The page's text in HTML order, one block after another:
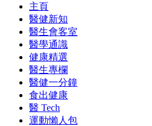
主頁
醫健新知
醫生會客室
醫學通識
健康精選
醫生專欄
醫健一分鐘
食出健康
醫 Tech
運動懶人包